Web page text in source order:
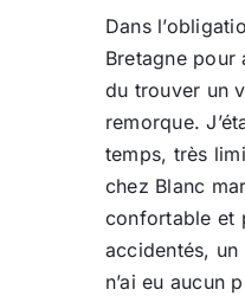
Dans
Bretagne pour
du trouver un
remorque.
temps, très
chez Blanc
confortable et
accidentés,
n’ai eu aucun